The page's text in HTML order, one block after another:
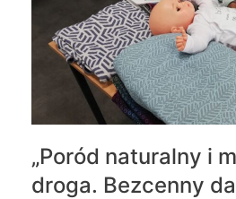
„Poród naturalny i
droga. Bezcenny